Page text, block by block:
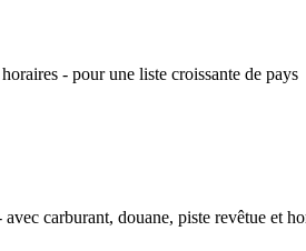
- pour une liste croissante de pays
carburant, douane, piste revêtue et